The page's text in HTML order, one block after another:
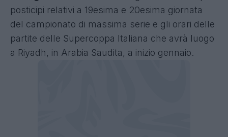
posticipi relativi a 19esima e 20esima giornata
del campionato di massima serie e gli orari delle
partite delle Supercoppa Italiana che avrà luogo
a Riyadh, in Arabia Saudita, a inizio gennaio.